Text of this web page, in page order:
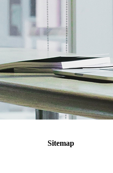
Sitemap